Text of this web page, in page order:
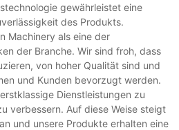
gewährleistet eine
des Produkts.
Machinery als eine der
der Branche. Wir sind froh, dass
von hoher Qualität sind und
und Kunden bevorzugt werden.
Dienstleistungen zu
verbessern. Auf diese Weise steigt
und unsere Produkte erhalten eine